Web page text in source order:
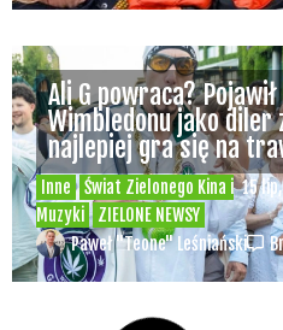
Inne
Świat Zielonego Kina i
Muzyki
ZIELONE NEWSY
15
Ali G powraca?
Wimbledonu jako
najlepiej gra się na
Paweł "Teone" Leśniański